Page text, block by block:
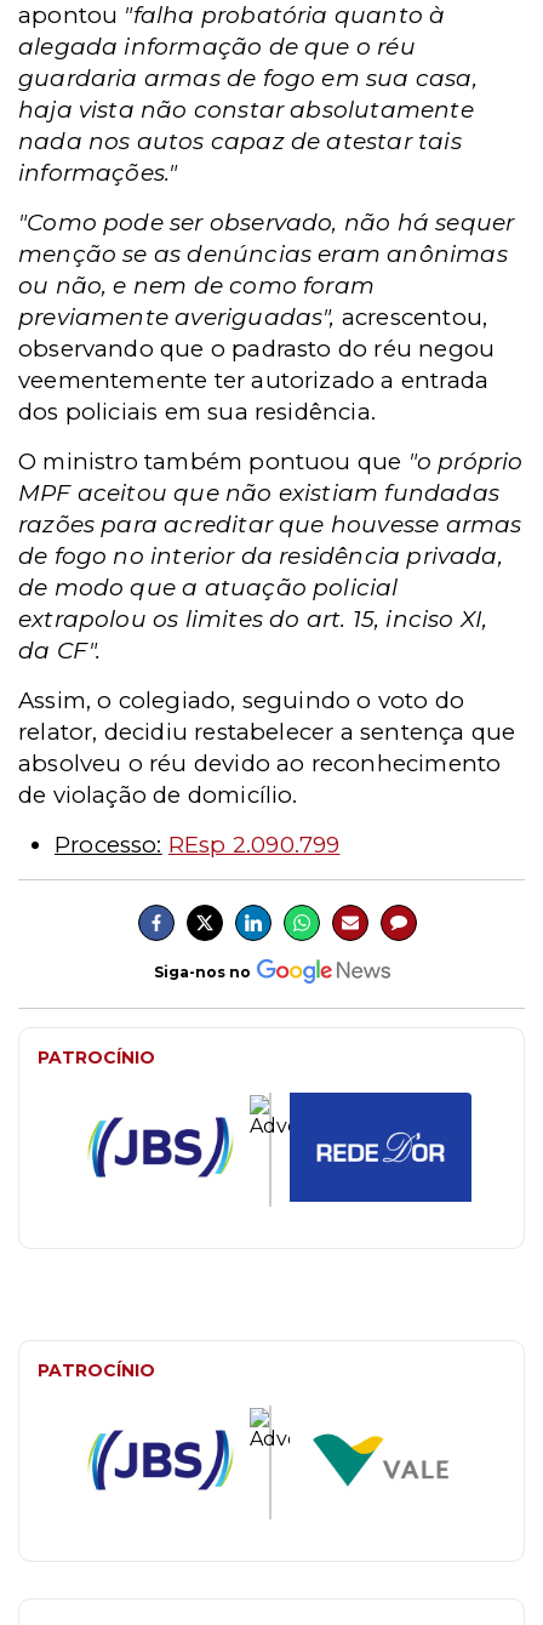
apontou "falha probatória quanto à
alegada informação de que o réu
guardaria armas de fogo em sua casa,
haja vista não constar absolutamente
nada nos autos capaz de atestar tais
informações."
"Como pode ser observado, não há sequer
menção se as denúncias eram anônimas
ou não, e nem de como foram
previamente averiguadas", acrescentou,
observando que o padrasto do réu negou
veementemente ter autorizado a entrada
dos policiais em sua residência.
O ministro também pontuou que "o próprio
MPF aceitou que não existiam fundadas
razões para acreditar que houvesse armas
de fogo no interior da residência privada,
de modo que a atuação policial
extrapolou os limites do art. 15, inciso XI,
da CF".
Assim, o colegiado, seguindo o voto do
relator, decidiu restabelecer a sentença que
absolveu o réu devido ao reconhecimento
de violação de domicílio.
Processo: REsp 2.090.799
Siga-nos no
PATROCÍNIO
PATROCÍNIO